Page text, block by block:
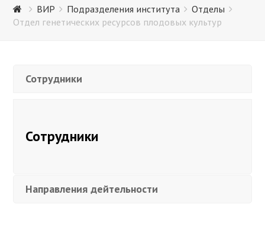
ВИР Подразделения института
Отделы
Отдел генетических ресурсов плодовых культур
Сотрудники
Сотрудники
Направления дейтельности